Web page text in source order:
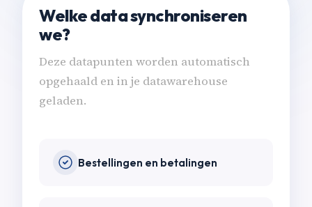
Welke data synchroniseren
we?
Deze datapunten worden automatisch
opgehaald en in je datawarehouse
geladen.
Bestellingen en betalingen